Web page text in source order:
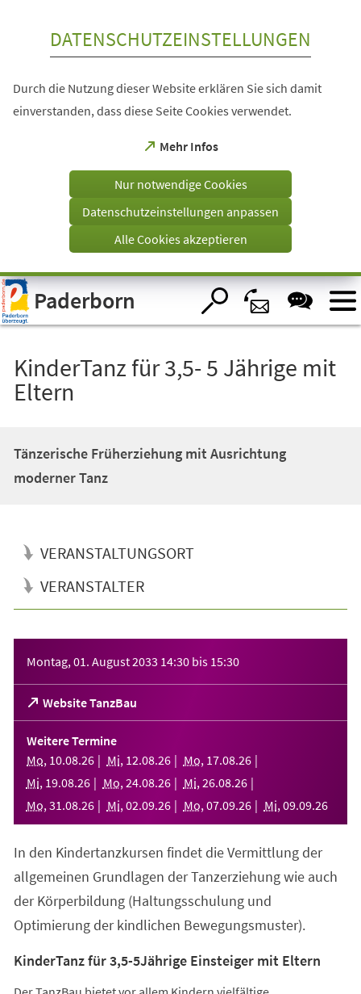
Visuelle
Assistenzsoftware
öffnen.
DATENSCHUTZEINSTELLUNGEN
Durch die Nutzung dieser Website erklären Sie sich damit
einverstanden, dass diese Seite Cookies verwendet.
Mehr Infos
(Öffnet
einem
Tab)
Nur notwendige Cookies
Datenschutzeinstellungen anpassen
Alle Cookies akzeptieren
Paderborn
KinderTanz für 3,5- 5 Jährige mit
Eltern
Tänzerische Früherziehung mit Ausrichtung
moderner Tanz
VERANSTALTUNGSORT
VERANSTALTER
Montag, 01. August 2033 14:30 bis 15:30
Website TanzBau
(Öffnet
in
einem
neuen
Tab)
Weitere Termine
Mo, 10.08.26 Mi, 12.08.26 Mo, 17.08.26
Mi, 19.08.26 Mo, 24.08.26 Mi, 26.08.26
Mo, 31 .08.26 Mi, 02.09.26 Mo, 07.09.26 Mi, 09.09.26
In den Kindertanzkursen findet die Vermittlung der
allgemeinen Grundlagen der Tanzerziehung wie auch
der Körperbildung (Haltungsschulung und
Optimierung der kindlichen Bewegungsmuster).
KinderTanz für 3,5-5Jährige Einsteiger mit Eltern